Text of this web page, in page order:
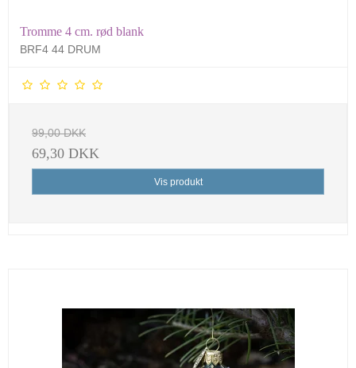
Tromme 4 cm. rød blank
BRF4 44 DRUM
99,00 DKK
69,30 DKK
Vis produkt